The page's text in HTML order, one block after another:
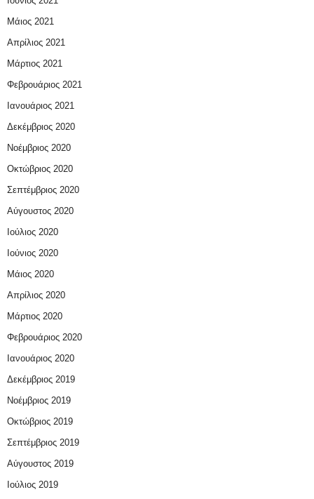
Μάιος 2021
Απρίλιος 2021
Μάρτιος 2021
Φεβρουάριος 2021
Ιανουάριος 2021
Δεκέμβριος 2020
Νοέμβριος 2020
Οκτώβριος 2020
Σεπτέμβριος 2020
Αύγουστος 2020
Ιούλιος 2020
Ιούνιος 2020
Μάιος 2020
Απρίλιος 2020
Μάρτιος 2020
Φεβρουάριος 2020
Ιανουάριος 2020
Δεκέμβριος 2019
Νοέμβριος 2019
Οκτώβριος 2019
Σεπτέμβριος 2019
Αύγουστος 2019
Ιούλιος 2019